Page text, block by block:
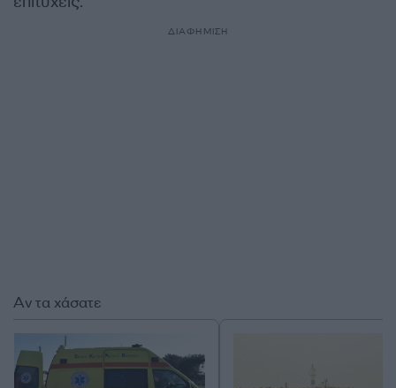
ΔΙΑΦΗΜΙΣΗ
Αν τα χάσατε